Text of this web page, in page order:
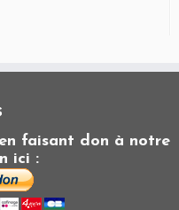
faisant don à notre
ici :